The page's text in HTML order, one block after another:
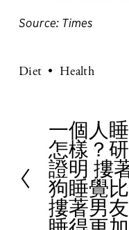
Source: Times
Diet Health
P
r
e
v
i
o
一個人
怎樣？
證明 摟
狗睡覺
摟著男